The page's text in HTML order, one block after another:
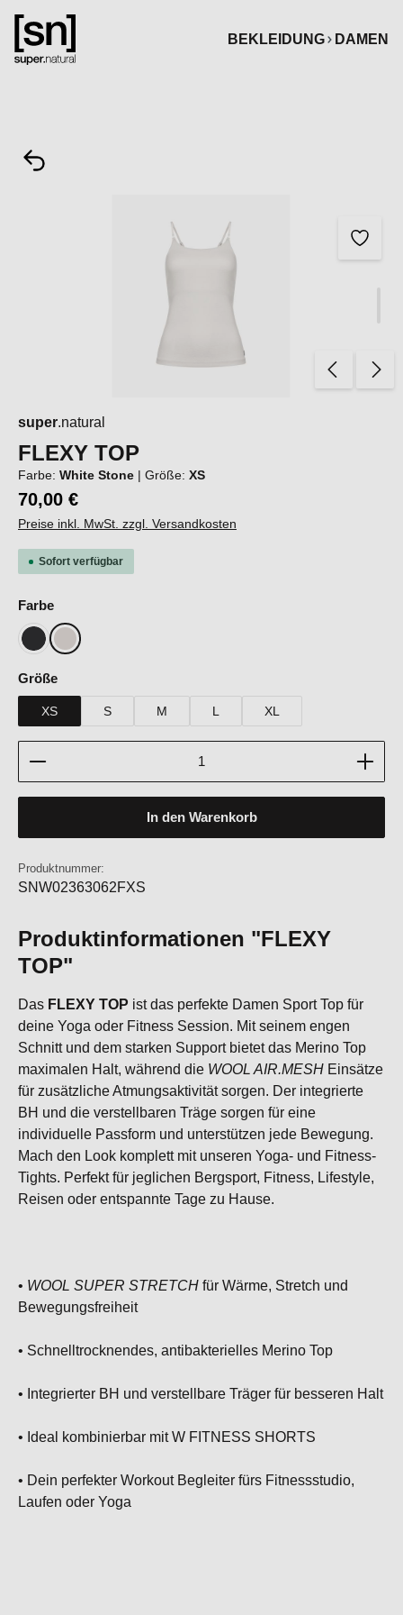
springen
BEKLEIDUNG
DAMEN
super.natural
FLEXY TOP
Farbe: White Stone | Größe: XS
70,00 €
Preise inkl. MwSt. zzgl. Versandkosten
Sofort verfügbar
Farbeauswählen
Jet BlackWhite Stone
Größeauswählen
XS S M L XL
Produkt Anzahl: Gib den gewünschten Wert ein
In den Warenkorb
Produktnummer:
SNW02363062FXS
Produktinformationen "FLEXY
TOP"
Das FLEXY TOP ist das perfekte Damen Sport Top für
deine Yoga oder Fitness Session. Mit seinem engen
Schnitt und dem starken Support bietet das Merino Top
maximalen Halt, während die WOOL AIR.MESH Einsätze
für zusätzliche Atmungsaktivität sorgen. Der integrierte
BH und die verstellbaren Träge sorgen für eine
individuelle Passform und unterstützen jede Bewegung.
Mach den Look komplett mit unseren Yoga- und Fitness-
Tights. Perfekt für jeglichen Bergsport, Fitness, Lifestyle,
Reisen oder entspannte Tage zu Hause.
• WOOL SUPER STRETCH für Wärme, Stretch und
Bewegungsfreiheit
• Schnelltrocknendes, antibakterielles Merino Top
• Integrierter BH und verstellbare Träger für besseren Halt
• Ideal kombinierbar mit W FITNESS SHORTS
• Dein perfekter Workout Begleiter fürs Fitnessstudio,
Laufen oder Yoga